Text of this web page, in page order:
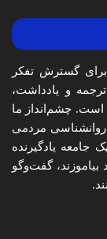
گسترش تفکر
و یادداشت،
چشم‌انداز ما
مردمی
یادگیرنده
بیاموزند، گفت‌وگو